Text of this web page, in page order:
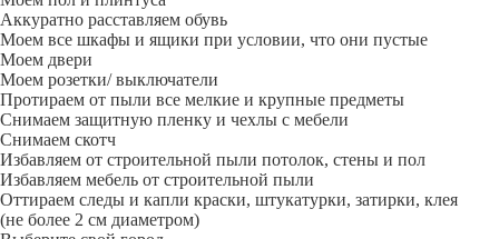
Аккуратно расставляем обувь
Моем все шкафы и ящики при условии, что они пустые
Моем двери
Моем розетки/ выключатели
Протираем от пыли все мелкие и крупные предметы
Снимаем защитную пленку и чехлы с мебели
Снимаем скотч
Избавляем от строительной пыли потолок, стены и пол
Избавляем мебель от строительной пыли
Оттираем следы и капли краски, штукатурки, затирки, клея
(не более 2 см диаметром)